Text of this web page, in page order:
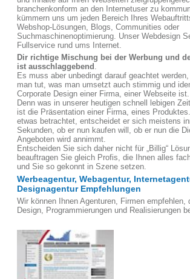
branchenkonform an den Internetuser zu
kümmern uns um jeden Bereich Ihres
Webshop-Lösungen, Blogs, Communities oder
Suchmaschinenoptimierung. Unser Webdesign
Fullservice rund ums Internet.
Dir richtige Mischung bei der Werbung und
ist ausschlaggebend .
Es muss aber unbedingt darauf geachtet
man tut, was man umsetzt auch stimmig und
Corporate Design einer Firma, einer Webseite ist.
Denn was in unserer heutigen schnell lebigen
ist die Präsentation einer Firma, eines
etwas betrachtet, entscheidet er sich meistens
Sekunden, ob er nun kaufen will, ob er nun die
Angeboten wird annimmt.
Entscheiden Sie sich daher nicht für „Billig“
beauftragen Sie gleich Profis, die Ihnen alles
und Sie so gekonnt in Szene setzen.
Werbeagentur, Webagentur,
Designagentur Empfehlungen
Wir können Ihnen Agenturen, Firmen empfehlen,
Design, Programmierungen und Realisierungen